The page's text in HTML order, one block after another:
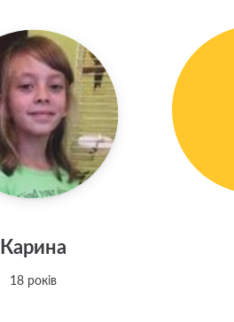
Карина
18 років